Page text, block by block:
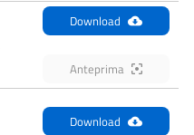
Download
Anteprima
Download